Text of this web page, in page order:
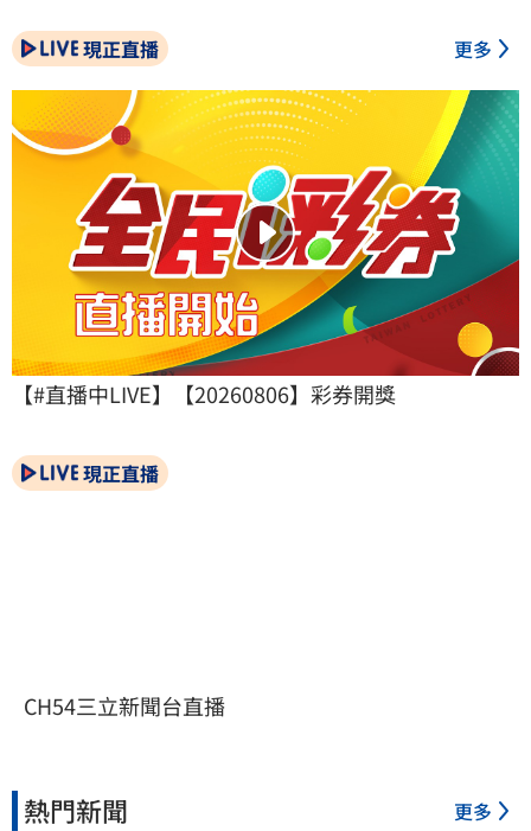
現正直播 更多
【#直播中LIVE】【20260806】彩券開獎
現正直播
CH54三立新聞台直播
熱門新聞 更多